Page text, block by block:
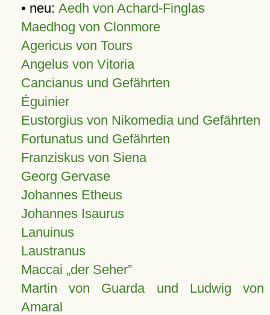
• neu: Aedh von Achard-Finglas
Maedhog von Clonmore
Agericus von Tours
Angelus von Vitoria
Cancianus und Gefährten
Éguinier
Eustorgius von Nikomedia und Gefährten
Fortunatus und Gefährten
Franziskus von Siena
Georg Gervase
Johannes Etheus
Johannes Isaurus
Lanuinus
Laustranus
Maccai „der Seher”
Martin von Guarda und Ludwig von
Amaral